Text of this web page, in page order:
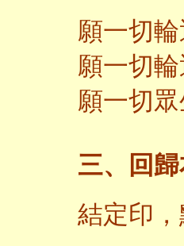
願一切
願一切
願一切眾
三、回
結定印，